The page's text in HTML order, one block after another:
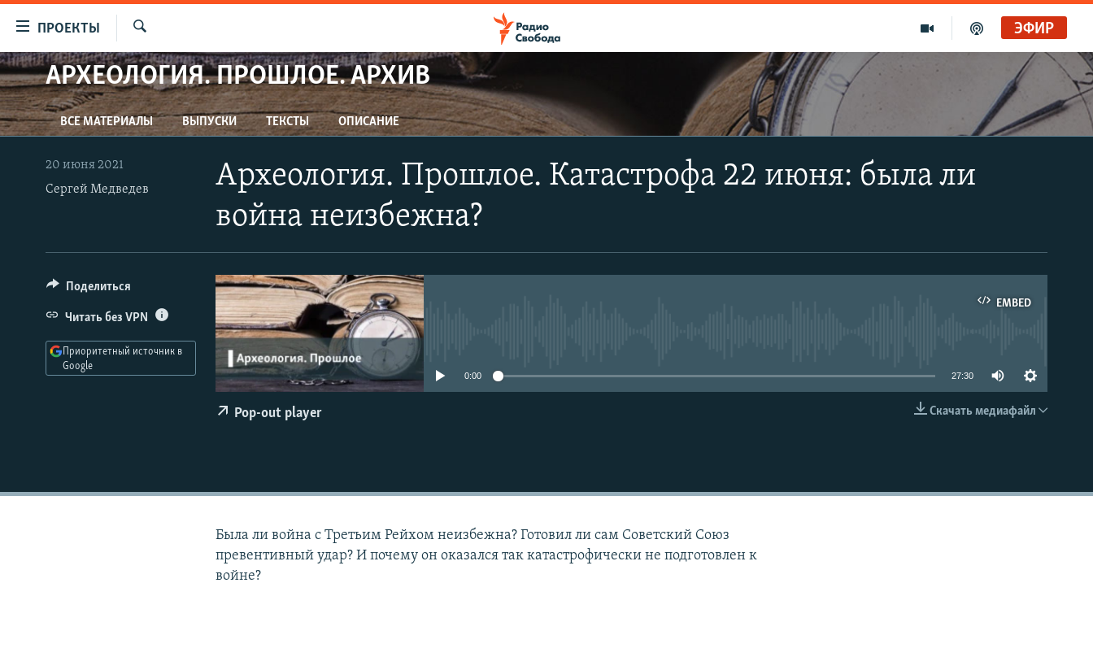
упрощенного
доступа
Вернуться
к
основному
содержанию
Вернутся
ПРОЕКТЫ
ПРОГРАММЫ
ПОДКАСТЫ
АВТОРСКИЕ ПРОЕКТЫ
ЦИТАТЫ СВОБОДЫ
МНЕНИЯ
IDEL.РЕАЛИИ
КАВКАЗ.РЕАЛИИ
СЕВЕР.РЕАЛИИ
СИБИРЬ.РЕАЛИИ
РАСПИСАНИЕ ВЕЩАНИЯ
Искать
ЭФИР
АРХЕОЛОГИЯ. ПРОШЛОЕ. АРХИВ
ВСЕ МАТЕРИАЛЫ ВЫПУСКИ ТЕКСТЫ ОПИСАНИЕ
Археология. Прошлое. Катастрофа 22 июня: была ли
война неизбежна?
20 июня 2021
Сергей Медведев
EMBED
EMBED
0:00 27:30
Скачать медиафайл
Pop-out player
Поделиться
Читать без VPN
Приоритетный источник в
Google
Была ли война с Третьим Рейхом неизбежна? Готовил ли сам Советский Союз
превентивный удар? И почему он оказался так катастрофически не подготовлен к
войне?